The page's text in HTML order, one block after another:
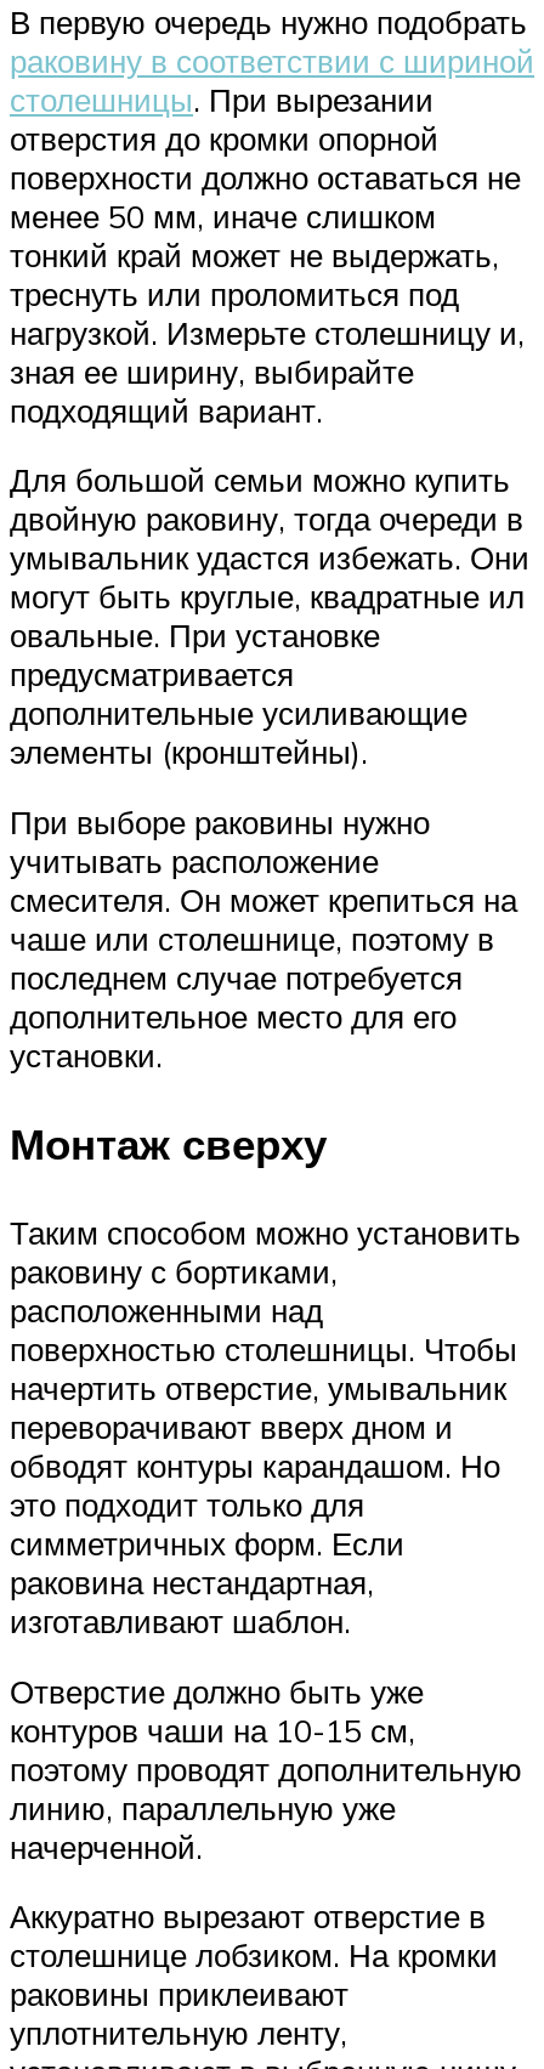
В первую очередь нужно подобрать
раковину в соответствии с шириной
столешницы. При вырезании
отверстия до кромки опорной
поверхности должно оставаться не
менее 50 мм, иначе слишком
тонкий край может не выдержать,
треснуть или проломиться под
нагрузкой. Измерьте столешницу и,
зная ее ширину, выбирайте
подходящий вариант.
Для большой семьи можно купить
двойную раковину, тогда очереди в
умывальник удастся избежать. Они
могут быть круглые, квадратные ил
овальные. При установке
предусматривается
дополнительные усиливающие
элементы (кронштейны).
При выборе раковины нужно
учитывать расположение
смесителя. Он может крепиться на
чаше или столешнице, поэтому в
последнем случае потребуется
дополнительное место для его
установки.
Монтаж сверху
Таким способом можно установить
раковину с бортиками,
расположенными над
поверхностью столешницы. Чтобы
начертить отверстие, умывальник
переворачивают вверх дном и
обводят контуры карандашом. Но
это подходит только для
симметричных форм. Если
раковина нестандартная,
изготавливают шаблон.
Отверстие должно быть уже
контуров чаши на 10-15 см,
поэтому проводят дополнительную
линию, параллельную уже
начерченной.
Аккуратно вырезают отверстие в
столешнице лобзиком. На кромки
раковины приклеивают
уплотнительную ленту,